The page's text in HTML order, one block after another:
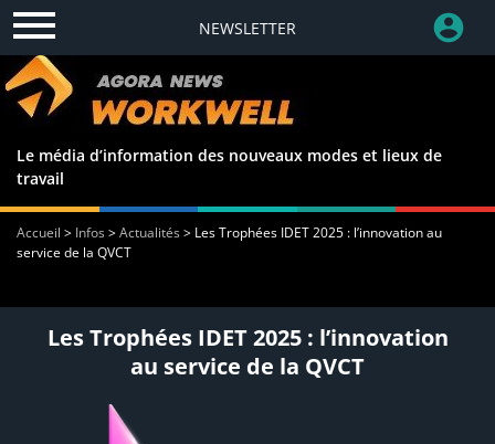
NEWSLETTER
Le média d’information des nouveaux modes et lieux de
travail
Accueil > Infos>Actualités> Les Trophées IDET 2025 : l’innovation au
service de la QVCT
Les Trophées IDET 2025 : l’innovation
au service de la QVCT